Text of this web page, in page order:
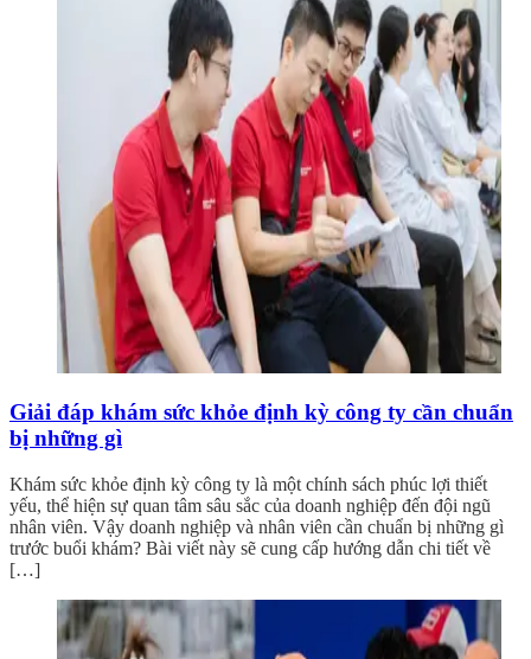
Giải đáp khám sức khỏe định kỳ công ty cần chuẩn
bị những gì
Khám sức khỏe định kỳ công ty là một chính sách phúc lợi thiết
yếu, thể hiện sự quan tâm sâu sắc của doanh nghiệp đến đội ngũ
nhân viên. Vậy doanh nghiệp và nhân viên cần chuẩn bị những gì
trước buổi khám? Bài viết này sẽ cung cấp hướng dẫn chi tiết về
[…]